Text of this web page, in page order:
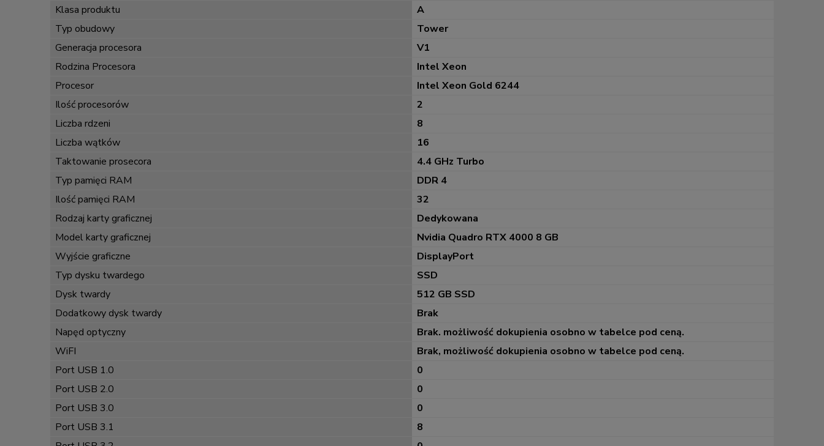
Klasa produktu
A
Typ obudowy
Tower
Generacja procesora
V1
Rodzina Procesora
Intel Xeon
Procesor
Intel Xeon Gold 6244
Ilość procesorów
2
Liczba rdzeni
8
Liczba wątków
16
Taktowanie prosecora
4.4 GHz Turbo
Typ pamięci RAM
DDR 4
Ilość pamięci RAM
32
Rodzaj karty graficznej
Dedykowana
Model karty graficznej
Nvidia Quadro RTX 4000 8 GB
Wyjście graficzne
DisplayPort
Typ dysku twardego
SSD
Dysk twardy
512 GB SSD
Dodatkowy dysk twardy
Brak
Napęd optyczny
Brak. możliwość dokupienia osobno w tabelce pod ceną.
WiFI
Brak, możliwość dokupienia osobno w tabelce pod ceną.
Port USB 1.0
0
Port USB 2.0
0
Port USB 3.0
0
Port USB 3.1
8